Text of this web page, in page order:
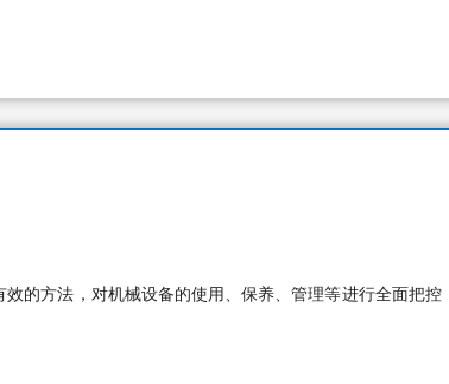
的方法，对机械设备的使用、保养、管理等进行全面把